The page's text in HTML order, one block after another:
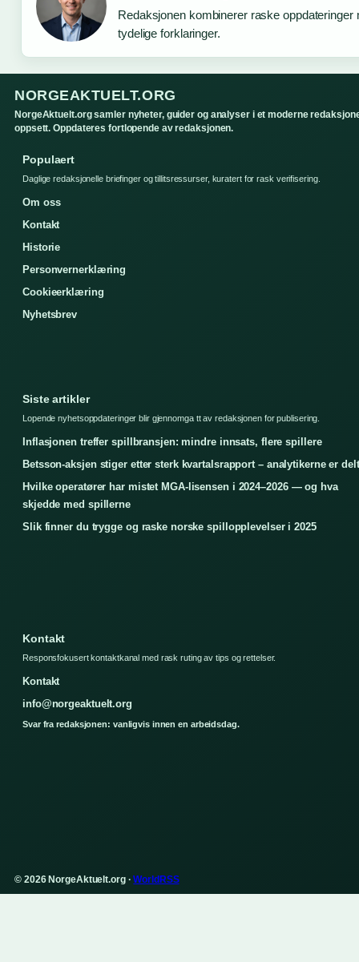
Redaksjonen kombinerer raske oppdateringer
tydelige forklaringer.
NORGEAKTUELT.ORG
NorgeAktuelt.org samler nyheter, guider og analyser i et moderne
oppsett. Oppdateres fortlopende av redaksjonen.
Populaert
Daglige redaksjonelle briefinger og tillitsressurser, kuratert for rask verifisering.
Om oss
Kontakt
Historie
Personvernerklæring
Cookieerklæring
Nyhetsbrev
Siste artikler
Lopende nyhetsoppdateringer blir gjennomga tt av redaksjonen for publisering.
Inflasjonen treffer spillbransjen: mindre innsats, flere spillere
Betsson-aksjen stiger etter sterk kvartalsrapport – analytikerne er delt
Hvilke operatører har mistet MGA-lisensen i 2024–2026 — og hva
skjedde med spillerne
Slik finner du trygge og raske norske spillopplevelser i 2025
Kontakt
Responsfokusert kontaktkanal med rask ruting av tips og rettelser.
Kontakt
info@norgeaktuelt.org
Svar fra redaksjonen: vanligvis innen en arbeidsdag.
© 2026 NorgeAktuelt.org ·WorldRSS